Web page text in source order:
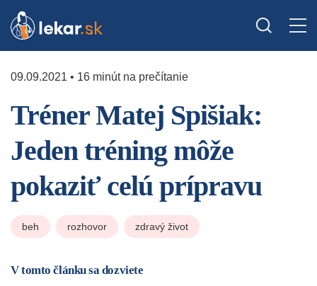
09.09.2021 • 16 minút na prečítanie
Tréner Matej Spišiak:
Jeden tréning môže
pokaziť celú prípravu
beh rozhovor zdravý život
V tomto článku sa dozviete